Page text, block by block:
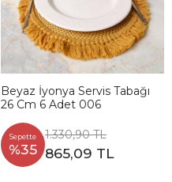
Beyaz İyonya Servis Tabağı
26 Cm 6 Adet 006
Sepette
%35
1.330,90 TL
865,09 TL